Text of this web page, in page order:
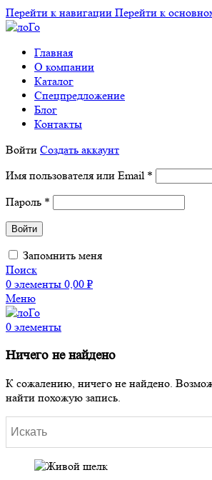
Перейти к навигации Перейти к
Главная
О компании
Каталог
Спецпредложение
Блог
Контакты
Войти Создать аккаунт
Имя пользователя или Email *
Пароль *
Войти
Запомнить меня
Поиск
0 элементы 0,00 ₽
Меню
0 элементы
Ничего не найдено
К сожалению, ничего не найдено.
найти похожую запись.